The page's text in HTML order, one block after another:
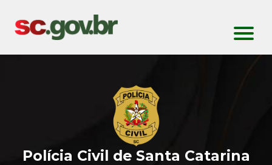
Polícia Civil de Santa Catarina